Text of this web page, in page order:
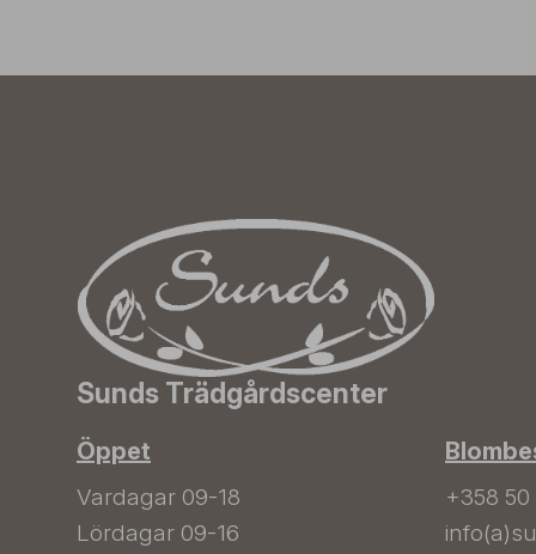
Sunds Trädgårdscenter
Öppet
Vardagar 09-18
Lördagar 09-16
+358